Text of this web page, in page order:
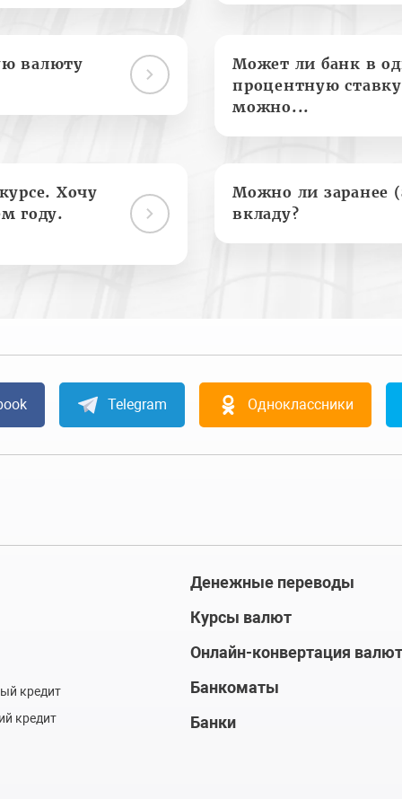
валюту
Может ли банк в
процентную
можно...
Хочу
году.
Можно ли заранее
вкладу?
Telegram Одноклассники
кредит
кредит
Денежные переводы
Курсы валют
Онлайн-конвертация
Банкоматы
Банки